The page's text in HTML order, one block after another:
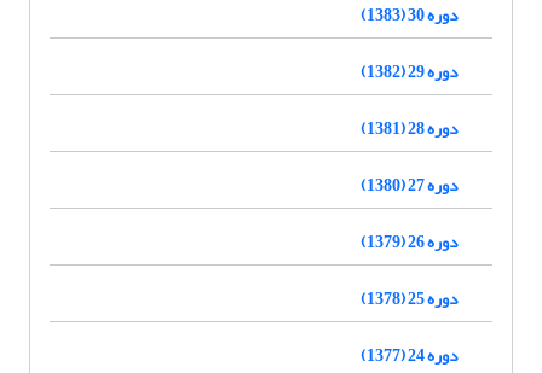
دوره 30 (1383)
دوره 29 (1382)
دوره 28 (1381)
دوره 27 (1380)
دوره 26 (1379)
دوره 25 (1378)
دوره 24 (1377)